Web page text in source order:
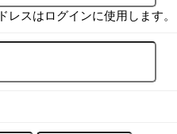
レスはログインに使用します。